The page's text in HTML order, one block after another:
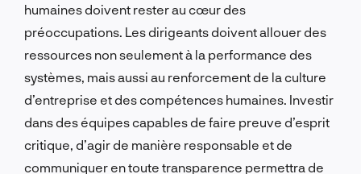
humaines doivent rester au cœur des
préoccupations. Les dirigeants doivent allouer des
ressources non seulement à la performance des
systèmes, mais aussi au renforcement de la culture
d’entreprise et des compétences humaines. Investir
dans des équipes capables de faire preuve d’esprit
critique, d’agir de manière responsable et de
communiquer en toute transparence permettra de